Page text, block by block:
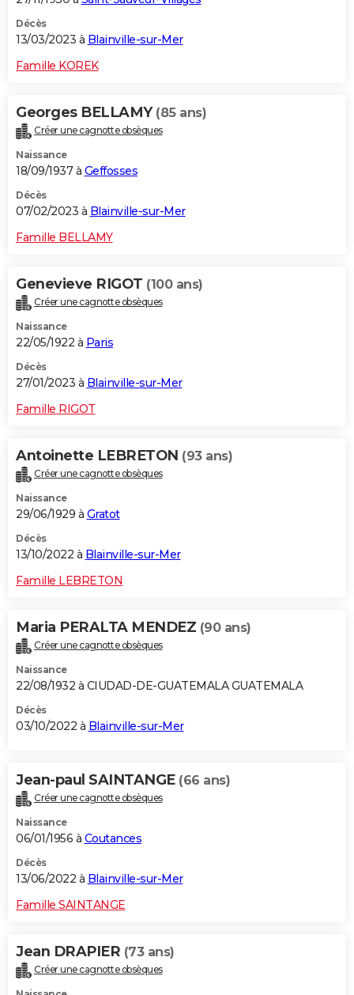
Décès
13/03/2023 à Blainville-sur-Mer
Famille KOREK
Georges BELLAMY (85 ans)
Créer une cagnotte obsèques
Naissance
18/09/1937 à Geffosses
Décès
07/02/2023 à Blainville-sur-Mer
Famille BELLAMY
Genevieve RIGOT (100 ans)
Créer une cagnotte obsèques
Naissance
22/05/1922 à Paris
Décès
27/01/2023 à Blainville-sur-Mer
Famille RIGOT
Antoinette LEBRETON (93 ans)
Créer une cagnotte obsèques
Naissance
29/06/1929 à Gratot
Décès
13/10/2022 à Blainville-sur-Mer
Famille LEBRETON
Maria PERALTA MENDEZ (90 ans)
Créer une cagnotte obsèques
Naissance
22/08/1932 à CIUDAD-DE-GUATEMALA GUATEMALA
Décès
03/10/2022 à Blainville-sur-Mer
Jean-paul SAINTANGE (66 ans)
Créer une cagnotte obsèques
Naissance
06/01/1956 à Coutances
Décès
13/06/2022 à Blainville-sur-Mer
Famille SAINTANGE
Jean DRAPIER (73 ans)
Créer une cagnotte obsèques